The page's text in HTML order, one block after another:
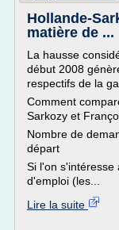
Hollande-
matière de ...
La hausse
début 2008
respectifs de la
Comment
Sarkozy et
Nombre de
départ
Si l'on s'intéresse
d'emploi (les...
Lire la suite